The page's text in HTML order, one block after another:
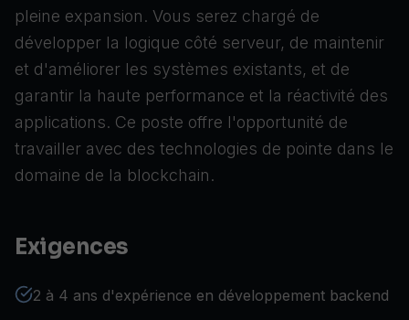
pleine expansion. Vous serez chargé de
développer la logique côté serveur, de maintenir
et d'améliorer les systèmes existants, et de
garantir la haute performance et la réactivité des
applications. Ce poste offre l'opportunité de
travailler avec des technologies de pointe dans le
domaine de la blockchain.
Exigences
2 à 4 ans d'expérience en développement backend